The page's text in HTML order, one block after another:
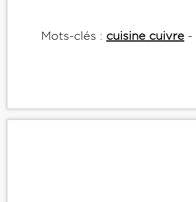
Mots-clés : cuisine cuivre -